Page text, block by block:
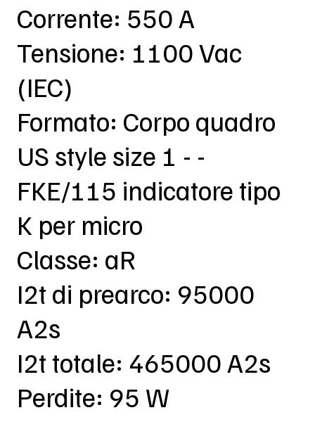
Corrente: 550 A
Tensione: 1100 Vac
(IEC)
Formato: Corpo quadro
US style size 1 - -
FKE/115 indicatore tipo
K per micro
Classe: aR
I2t di prearco: 95000
A2s
I2t totale: 465000 A2s
Perdite: 95 W